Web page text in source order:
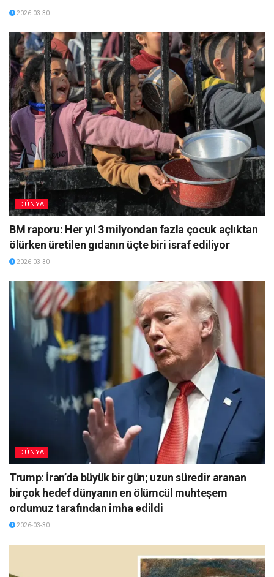
2026-03-30
DÜNYA
BM raporu: Her yıl 3 milyondan fazla çocuk açlıktan
ölürken üretilen gıdanın üçte biri israf ediliyor
2026-03-30
DÜNYA
Trump: İran’da büyük bir gün; uzun süredir aranan
birçok hedef dünyanın en ölümcül muhteşem
ordumuz tarafından imha edildi
2026-03-30